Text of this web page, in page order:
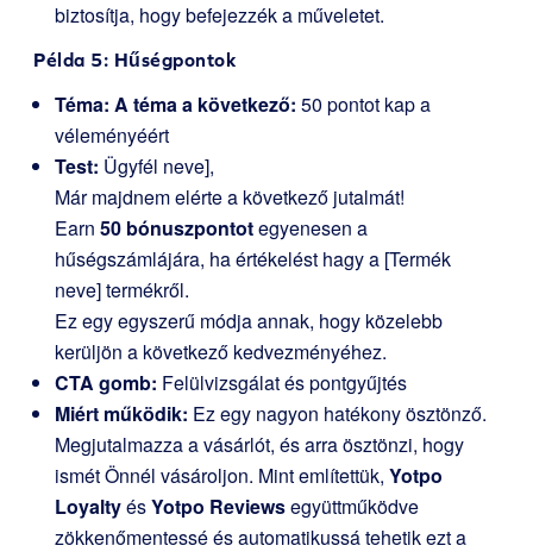
biztosítja, hogy befejezzék a műveletet.
Példa 5: Hűségpontok
Téma: A téma a következő: 50 pontot kap a
véleményéért
Test: Ügyfél neve],
Már majdnem elérte a következő jutalmát!
Earn 50 bónuszpontotegyenesen a
hűségszámlájára, ha értékelést hagy a [Termék
neve] termékről.
Ez egy egyszerű módja annak, hogy közelebb
kerüljön a következő kedvezményéhez.
CTA gomb: Felülvizsgálat és pontgyűjtés
Miért működik: Ez egy nagyon hatékony ösztönző.
Megjutalmazza a vásárlót, és arra ösztönzi, hogy
ismét Önnél vásároljon. Mint említettük, Yotpo
LoyaltyésYotpo Reviewsegyüttműködve
zökkenőmentessé és automatikussá tehetik ezt a